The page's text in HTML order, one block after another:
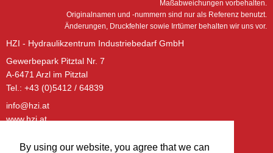
By using our website, you agree that we can
Maßabweichungen vorbehalten.
Originalnamen und -nummern sind nur als Referenz benutzt.
Änderungen, Druckfehler sowie Irrtümer behalten wir uns vor.
HZI - Hydraulikzentrum Industriebedarf GmbH
Gewerbepark Pitztal Nr. 7
A-6471 Arzl im Pitztal
Tel.: +43 (0)5412 / 64839
info@hzi.at
www.hzi.at